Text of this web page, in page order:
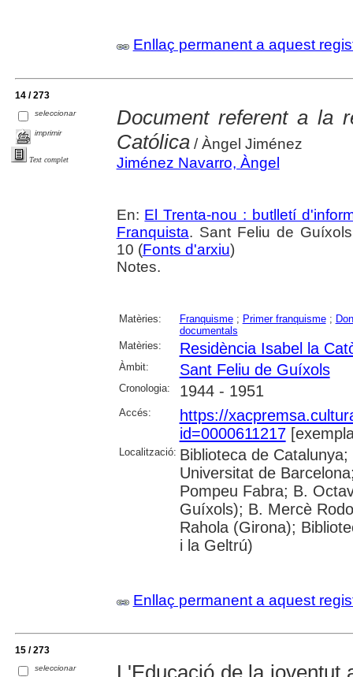
Enllaç permanent a aquest
14 / 273
seleccionar
imprimir
Text complet
Document referent a la
Católica/ Àngel Jiménez
Jiménez Navarro, Àngel
En: El Trenta-nou : butlletí
Franquista. Sant Feliu de
10 (Fonts d'arxiu)
Notes.
Matèries: Franquisme; Primer franquisme;
documentals
Matèries:
Residència Isabel la
Àmbit: Sant Feliu de Guíxols
Cronologia: 1944 - 1951
Accés:
https://
id=0000611217
Localització: Biblioteca de
Universitat de
Pompeu Fabra; B.
Guíxols); B. Mercè
Rahola (Girona);
i la Geltrú)
Enllaç permanent a aquest
15 / 273
seleccionar L'Educació de la